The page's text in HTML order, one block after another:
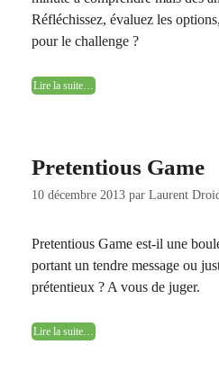
Réfléchissez, évaluez les
pour le challenge ?
Lire la suite…
Pretentious Game
10 décembre 2013 par Laurent
Pretentious Game est-il une
portant un tendre message ou
prétentieux ? A vous de juger.
Lire la suite…